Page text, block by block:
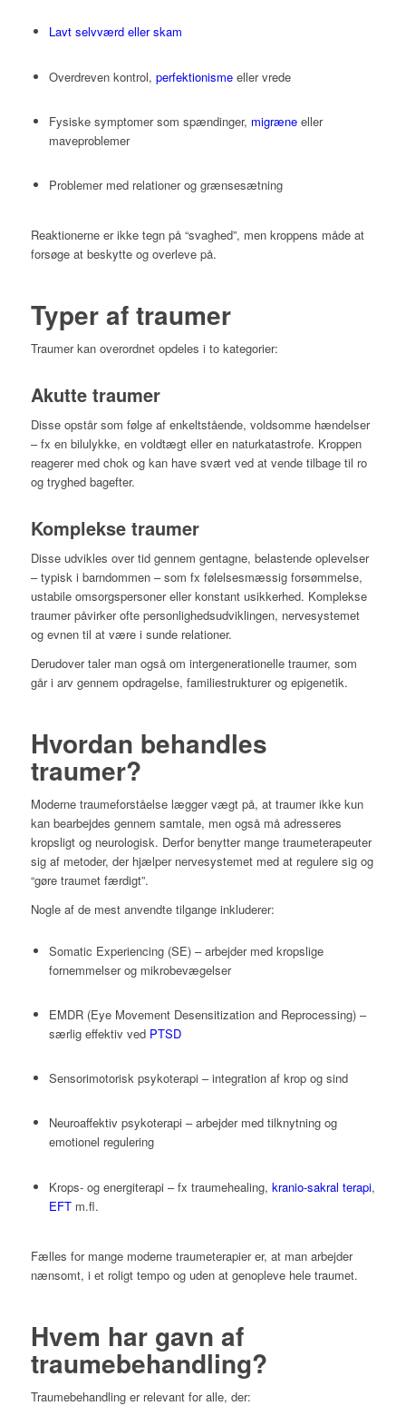
Lavt selvværd eller skam
Overdreven kontrol, perfektionismeeller vrede
Fysiske symptomer som spændinger, migræneeller
maveproblemer
Problemer med relationer og grænsesætning
Reaktionerne er ikke tegn på “svaghed”, men kroppens måde at
forsøge at beskytte og overleve på.
Typer af traumer
Traumer kan overordnet opdeles i to kategorier:
Akutte traumer
Disse opstår som følge af enkeltstående, voldsomme hændelser
– fx en bilulykke, en voldtægt eller en naturkatastrofe. Kroppen
reagerer med chok og kan have svært ved at vende tilbage til ro
og tryghed bagefter.
Komplekse traumer
Disse udvikles over tid gennem gentagne, belastende oplevelser
– typisk i barndommen – som fx følelsesmæssig forsømmelse,
ustabile omsorgspersoner eller konstant usikkerhed. Komplekse
traumer påvirker ofte personlighedsudviklingen, nervesystemet
og evnen til at være i sunde relationer.
Derudover taler man også om intergenerationelle traumer, som
går i arv gennem opdragelse, familiestrukturer og epigenetik.
Hvordan behandles
traumer?
Moderne traumeforståelse lægger vægt på, at traumer ikke kun
kan bearbejdes gennem samtale, men også må adresseres
kropsligt og neurologisk. Derfor benytter mange traumeterapeuter
sig af metoder, der hjælper nervesystemet med at regulere sig og
“gøre traumet færdigt”.
Nogle af de mest anvendte tilgange inkluderer:
Somatic Experiencing (SE) – arbejder med kropslige
fornemmelser og mikrobevægelser
EMDR (Eye Movement Desensitization and Reprocessing) –
særlig effektiv ved PTSD
Sensorimotorisk psykoterapi – integration af krop og sind
Neuroaffektiv psykoterapi – arbejder med tilknytning og
emotionel regulering
Krops- og energiterapi – fx traumehealing, kranio-sakral terapi,
EFTm.fl.
Fælles for mange moderne traumeterapier er, at man arbejder
nænsomt, i et roligt tempo og uden at genopleve hele traumet.
Hvem har gavn af
traumebehandling?
Traumebehandling er relevant for alle, der: